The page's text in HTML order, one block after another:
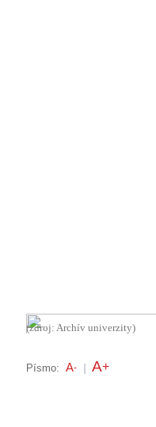
(zdroj: Archív univerzity)
Písmo: A- A+